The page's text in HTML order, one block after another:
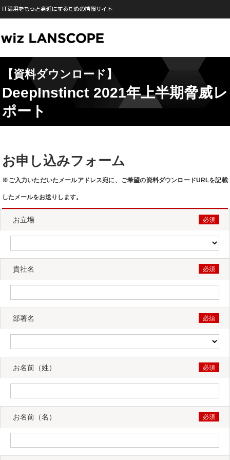
【資料ダウンロード】
DeepInstinct 2021年上半期脅威レ
ポート
お申し込みフォーム
※ご入力いただいたメールアドレス宛に、ご希望の資料ダウンロードURLを記載
したメールをお送りします。
お立場
貴社名
部署名
お名前（姓）
お名前（名）